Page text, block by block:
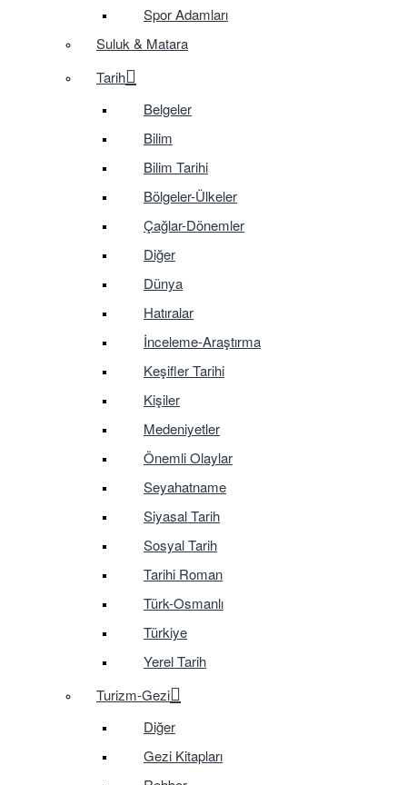
Spor Adamları
Suluk & Matara
Tarih
Belgeler
Bilim
Bilim Tarihi
Bölgeler-Ülkeler
Çağlar-Dönemler
Diğer
Dünya
Hatıralar
İnceleme-Araştırma
Keşifler Tarihi
Kişiler
Medeniyetler
Önemli Olaylar
Seyahatname
Siyasal Tarih
Sosyal Tarih
Tarihi Roman
Türk-Osmanlı
Türkiye
Yerel Tarih
Turizm-Gezi
Diğer
Gezi Kitapları